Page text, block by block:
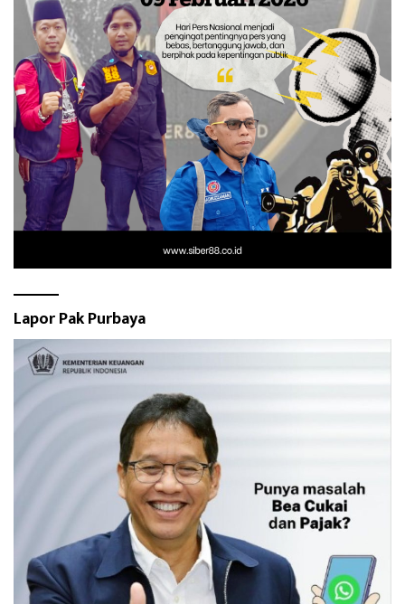
Lapor Pak Purbaya